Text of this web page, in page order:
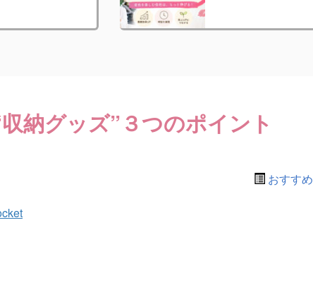
納グッズ”３つのポイント
おすすめ